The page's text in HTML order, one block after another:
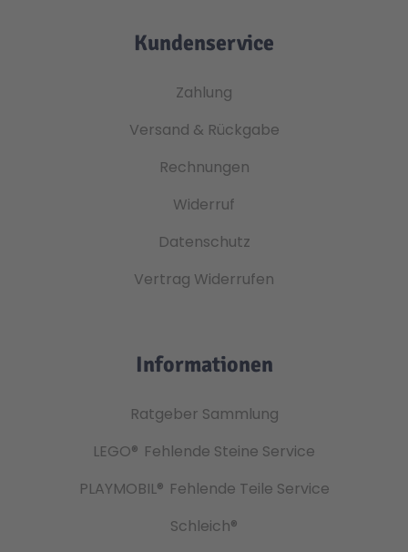
Kundenservice
Zahlung
Versand & Rückgabe
Rechnungen
Widerruf
Datenschutz
Vertrag Widerrufen
Informationen
Ratgeber Sammlung
LEGO® Fehlende Steine Service
PLAYMOBIL® Fehlende Teile Service
Schleich®